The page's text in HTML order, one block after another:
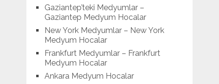
Gaziantep’teki Medyumlar –
Gaziantep Medyum Hocalar
New York Medyumlar – New York
Medyum Hocalar
Frankfurt Medyumlar – Frankfurt
Medyum Hocalar
Ankara Medyum Hocalar